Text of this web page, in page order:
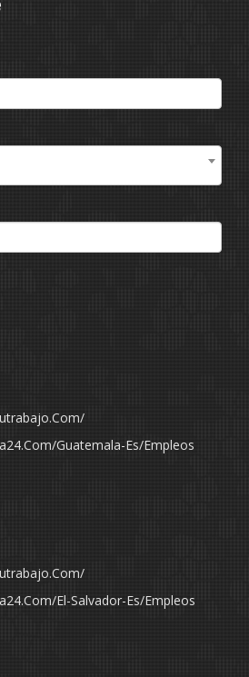
guatemala-Es/empleos
el-Salvador-Es/empleos